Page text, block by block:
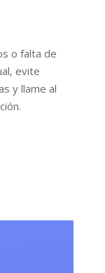
o falta de
evite
y llame al